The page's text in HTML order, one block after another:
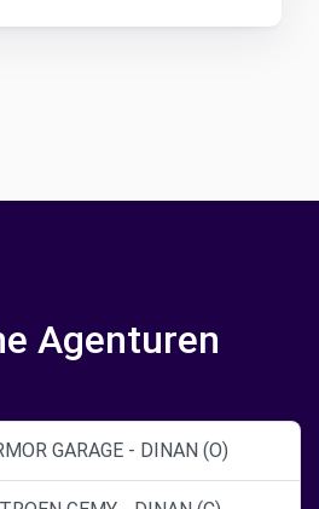
Agenturen
GARAGE - DINAN (O)